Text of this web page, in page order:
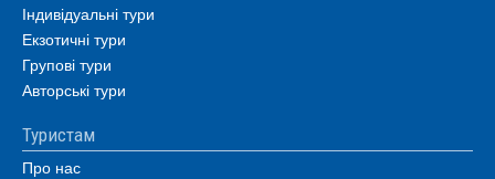
Індивідуальні тури
Екзотичні тури
Групові тури
Авторські тури
Туристам
Про нас